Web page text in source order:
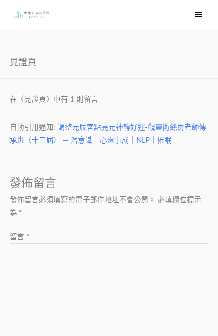
要
見證頁
在〈見證頁〉中有 1 則留言
自動引用通知: 調整元辰宮點亮元神轉好運-觀靈術絲雨老師傳
承班（十三屆） — 潛意識｜心想事成｜NLP｜催眠
發佈留言
發佈留言必須填寫的電子郵件地址不會公開。 必填欄位標示
為 *
留言 *